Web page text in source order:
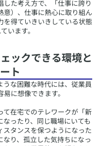
た考え方で、「仕事に誇り
意）、仕事に熱心に取り組ん
を得ていきいきしている状態
います。
ックできる環境と
ト
な困難な時代には、従業員
に想像できます。
在宅でのテレワークが「新
ったり、同じ職場にいても
タンスを保つようになった
り、孤立した気持ちになっ